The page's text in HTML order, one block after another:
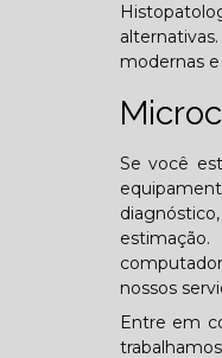
modernas
Se você
nossos
Entre em